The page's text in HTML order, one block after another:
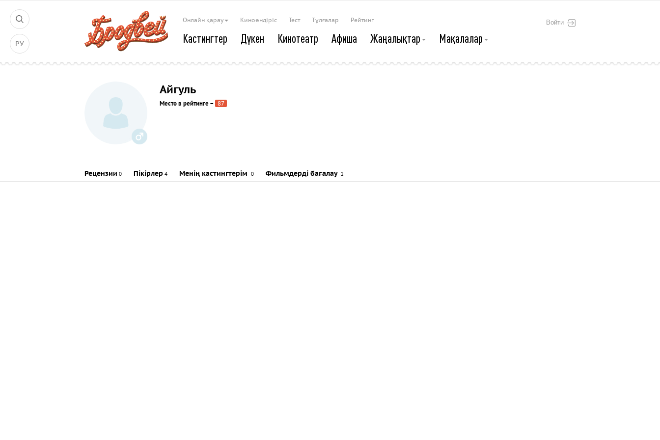
РУ
Войти
Онлайн қарау Киноөндіріс Тест Тұлғалар Рейтинг
Кастингтер Дүкен Кинотеатр Афиша Жаңалықтар Мақалалар
Айгуль
Место в рейтинге– 87
Рецензии 0 Пікірлер 4 Менің кастингтерім 0 Фильмдерді бағалау 2